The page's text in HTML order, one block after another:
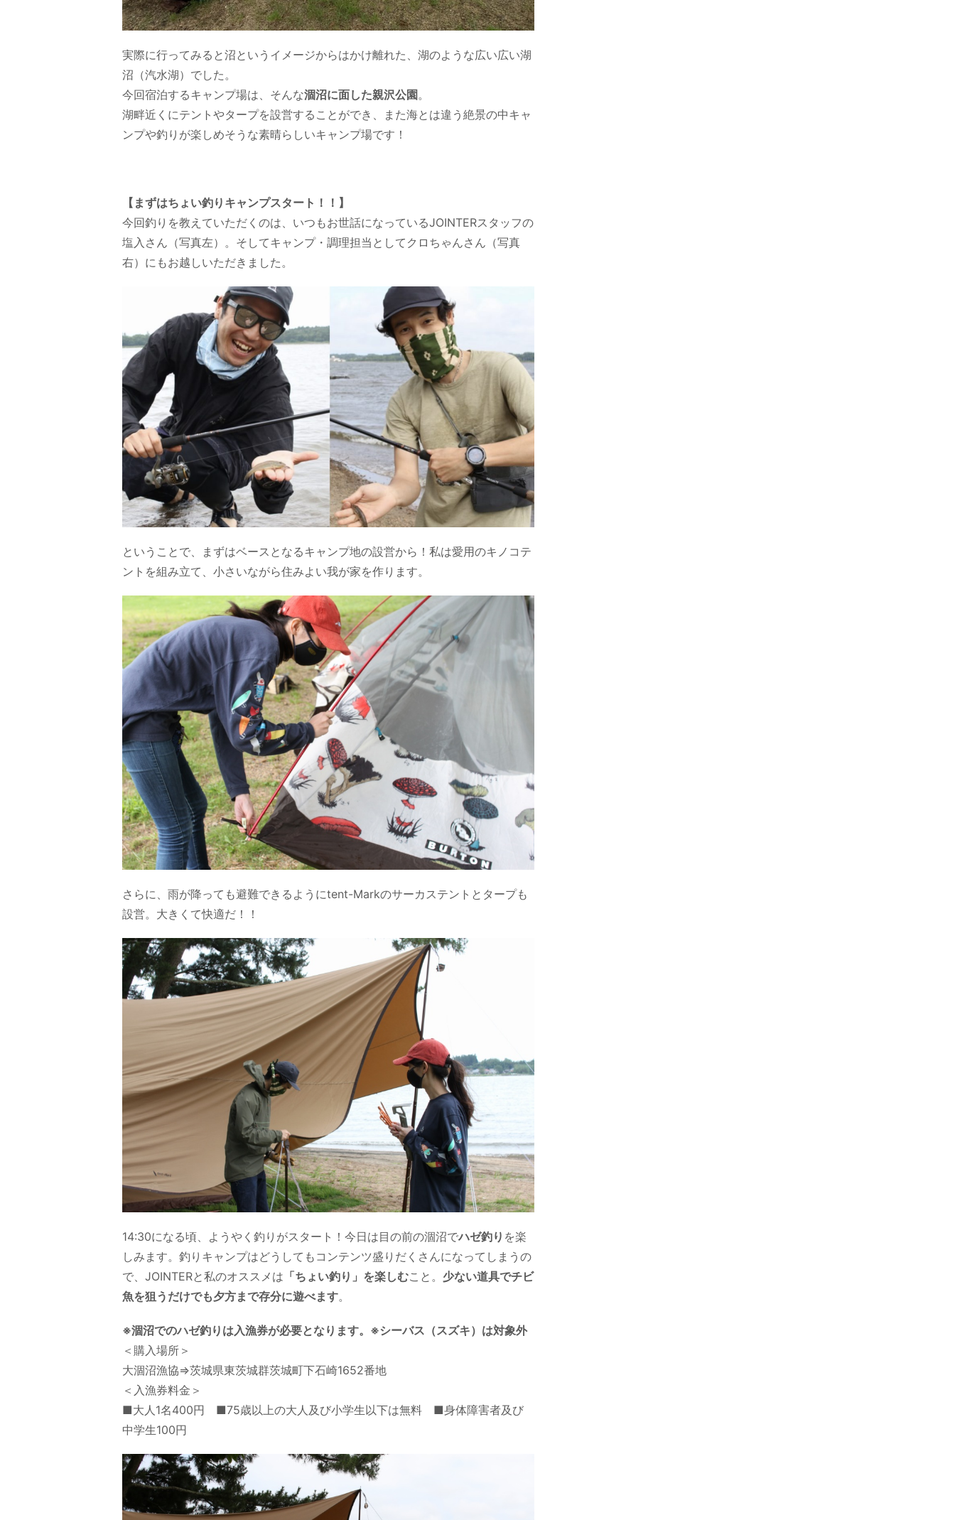
実際に行ってみると沼というイメージからはかけ離れた、湖のような広い広い湖
沼（汽水湖）でした。
今回宿泊するキャンプ場は、そんな涸沼に面した親沢公園。
湖畔近くにテントやタープを設営することができ、また海とは違う絶景の中キャ
ンプや釣りが楽しめそうな素晴らしいキャンプ場です！
【まずはちょい釣りキャンプスタート！！】
今回釣りを教えていただくのは、いつもお世話になっているJOINTERスタッフの
塩入さん（写真左）。そしてキャンプ・調理担当としてクロちゃんさん（写真
右）にもお越しいただきました。
ということで、まずはベースとなるキャンプ地の設営から！私は愛用のキノコテ
ントを組み立て、小さいながら住みよい我が家を作ります。
さらに、雨が降っても避難できるようにtent-Markのサーカステントとタープも
設営。大きくて快適だ！！
14:30になる頃、ようやく釣りがスタート！今日は目の前の涸沼でハゼ釣り を楽
しみます。釣りキャンプはどうしてもコンテンツ盛りだくさんになってしまうの
で、JOINTERと私のオススメは 「ちょい釣り」を楽しむこと。 少ない道具でチビ
魚を狙うだけでも夕方まで存分に遊べます。
※涸沼でのハゼ釣りは入漁券が必要となります。※シーバス（スズキ）は対象外
＜購入場所＞
大涸沼漁協⇒茨城県東茨城群茨城町下石崎1652番地
＜入漁券料金＞
■大人1名400円 ■75歳以上の大人及び小学生以下は無料 ■身体障害者及び
中学生100円